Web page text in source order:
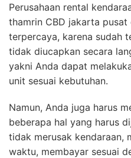
Perusahaan rental
thamrin CBD jakarta
terpercaya, karena sudah
tidak diucapkan secara
yakni Anda dapat
unit sesuai kebutuhan.
Namun, Anda juga harus
beberapa hal yang harus
tidak merusak kendaraan,
waktu, membayar sesuai